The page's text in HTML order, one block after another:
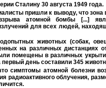
Сталину 30 августа 1949 года.
пришли к выводу, что зона
атомной бомбы [...]
для всех людей,
животных (собак,
на различных дистанциях
помещены в различных
первый день составили 345
симптомы атомной болезни
радиоактивного облучения,